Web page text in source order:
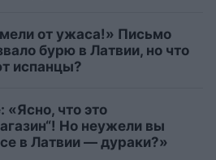
от ужаса!» Письмо
бурю в Латвии, но что
испанцы?
что это
Но неужели вы
в Латвии — дураки?»